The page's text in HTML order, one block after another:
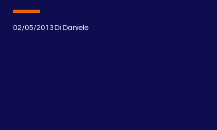
02/05/2013DiDaniele